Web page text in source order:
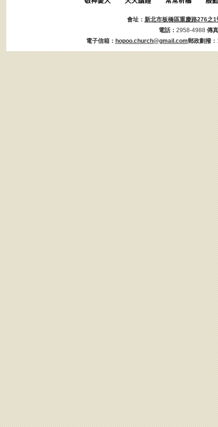
會址： 新北市板橋區重慶路276之1
電話： 2958-4988 傳
電子信箱： hopoo.church@gmail.com郵政劃撥：